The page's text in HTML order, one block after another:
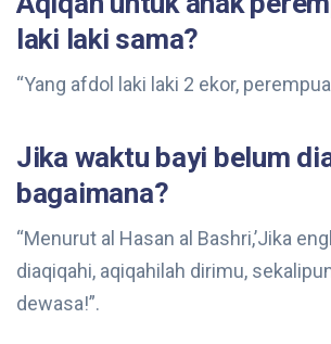
laki laki sama?
“Yang afdol laki laki 2 ekor,
Jika waktu bayi belum
bagaimana?
“Menurut al Hasan al Bashri,’Jika
diaqiqahi, aqiqahilah dirimu,
dewasa!”.